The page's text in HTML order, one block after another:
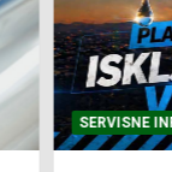
SERVISNE